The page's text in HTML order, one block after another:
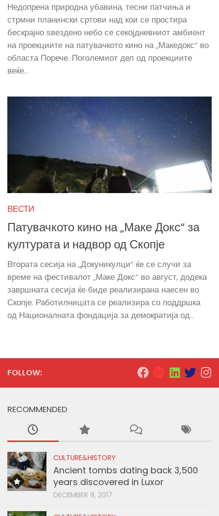
Недопрена природна убавина, тесни патчиња и
стрмни планински сртови над кои се простира
бескрајно ѕвездено небо се секојдневниот амбиент
на проекциите на патувачкото кино на „Македокс“ во
областа Порече. Поголемиот дел од проекциите
веќе...
ВЕСТИ
Патувачкото кино на „Маке Докс“ за
културата и надвор од Скопје
Втората сесија на „Докуникулци“ ќе се случи за
време на фестивалот „Маке Докс“ во август, додека
завршната сесија ќе биде реализирана наесен во
Скопје. Работилницата се реализира со поддршка
од Националната фондација за демократија од...
FOLLOW:
RECOMMENDED
CULTURE&HISTORY
Ancient tombs dating back 3,500
years discovered in Luxor
DECEMBER 9, 2017